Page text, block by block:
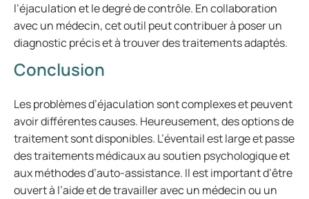
l’éjaculation et le degré de contrôle. En collaboration
avec un médecin, cet outil peut contribuer à poser un
diagnostic précis et à trouver des traitements adaptés.
Conclusion
Les problèmes d’éjaculation sont complexes et peuvent
avoir différentes causes. Heureusement, des options de
traitement sont disponibles. L’éventail est large et passe
des traitements médicaux au soutien psychologique et
aux méthodes d’auto-assistance. Il est important d’être
ouvert à l’aide et de travailler avec un médecin ou un